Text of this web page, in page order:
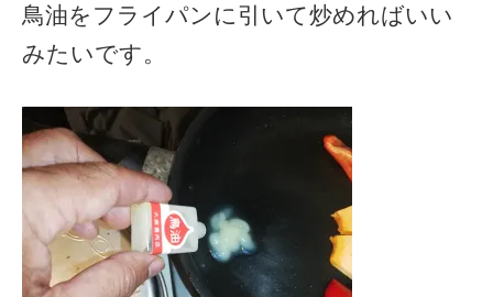
鳥油をフライパンに引いて炒めればいい
みたいです。